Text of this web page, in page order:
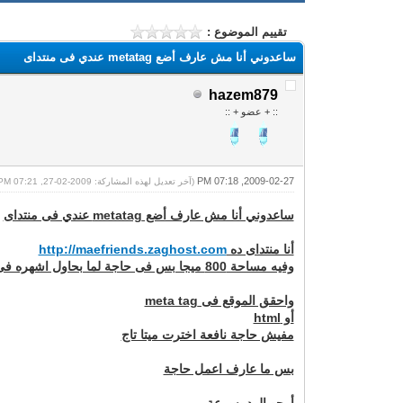
تقييم الموضوع :
ساعدوني أنا مش عارف أضع metatag عندي فى منتداى
hazem879
:: + عضو + ::
2009-02-27, 07:18 PM (آخر تعديل لهذه المشاركة: 2009-02-27, 07:21 PM بواسطة
ساعدوني أنا مش عارف أضع metatag عندي فى منتداى
أنا منتداى دهhttp://maefriends.zaghost.com
وفيه مساحة 800 ميجا بس فى حاجة لما بحاول اشهره فى جوجل
واحقق الموقع فى meta tag
أو html
مفيش حاجة نافعة اخترت ميتا تاج
بس ما عارف اعمل حاجة